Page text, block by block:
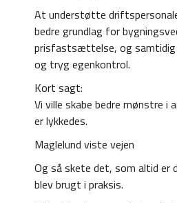
At understøtte
bedre grundlag for
prisfastsættelse, og samtidig
og tryg egenkontrol.
Kort sagt:
Vi ville skabe bedre mønstre i
er lykkedes.
Maglelund viste vejen
Og så skete det, som altid er
blev brugt i praksis.